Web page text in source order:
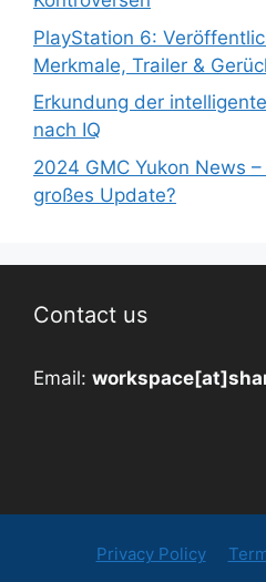
PlayStation 6:
Merkmale, Trailer &
Erkundung der
nach IQ
2024 GMC Yukon News
großes Update?
Contact us
Email:
Privacy Policy